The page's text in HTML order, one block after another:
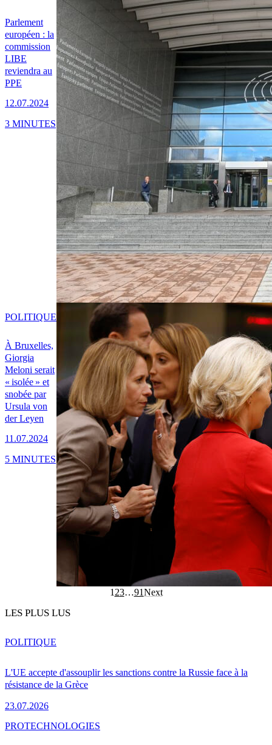
Parlement
européen : la
commission
LIBE
reviendra au
PPE
12.07.2024
3 MINUTES
À Bruxelles,
Giorgia
Meloni serait
« isolée » et
snobée par
Ursula von
der Leyen
11.07.2024
POLITIQUE
5 MINUTES
1 23…91Next
LES PLUS LUS
L'UE accepte d'assouplir les sanctions contre la Russie face à la
résistance de la Grèce
23.07.2026
POLITIQUE
PROTECHNOLOGIES